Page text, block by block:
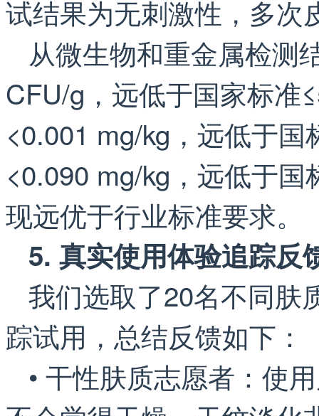
试结果为无刺激性，多次
从微生物和重金属检测
CFU/g，远低于国家标准
<0.001 mg/kg，远低于
<0.090 mg/kg，远低于
现远优于行业标准要求。
5. 真实使用体验追踪反
我们选取了20名不同肤
踪试用，总结反馈如下：
• 干性肤质志愿者：使